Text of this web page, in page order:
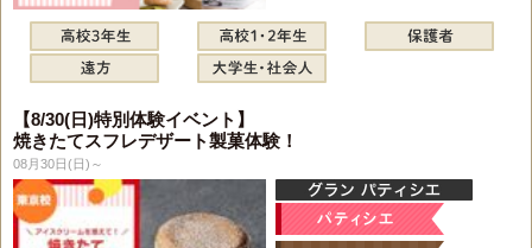
【8/30(日)特別体験イベント】
焼きたてスフレデザート製菓体験！
08月30日(日)～